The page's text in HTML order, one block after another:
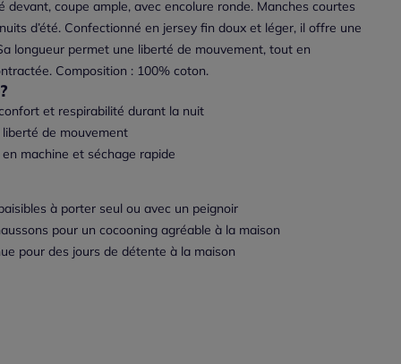
coupe ample, avec encolure ronde. Manches courtes
d’été. Confectionné en jersey fin doux et léger, il offre une
longueur permet une liberté de mouvement, tout en
Composition : 100% coton.
et respirabilité durant la nuit
de mouvement
machine et séchage rapide
à porter seul ou avec un peignoir
pour un cocooning agréable à la maison
pour des jours de détente à la maison